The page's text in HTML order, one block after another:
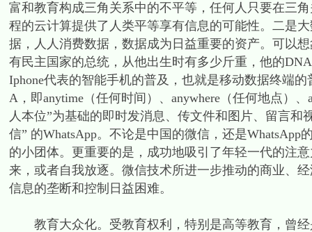
富和教育构成三角关系中的不平等，任何人只要在三
程的云计算提供了人类平等享有信息的可能性。二是
据，人人消费数据，数据成为日益重要的资产。可以
有民主国家的总统，从他出生时有多少斤重，他的
Iphone代表的智能手机的普及，也就是移动数据终端
A，即anytime（任何时间）、anywhere（任何地点）
人本位”为基础的即时发消息、传文件和图片、留言
信” 的WhatsApp。不论是中国的微信，还是
的小团体。更重要的是，成功地吸引了年轻一代的注
来，或者自我放逐。微信技术所进一步推动的商业、
信息的垄断和控制日益困难。
教育大众化。受教育权利，特别是高等教育，曾经